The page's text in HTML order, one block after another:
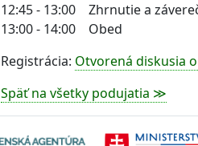
12:45 - 13:00 Zhrnutie a
13:00 - 14:00 Obed
Registrácia: Otvorená diskusia
Späť na všetky podujatia ≫